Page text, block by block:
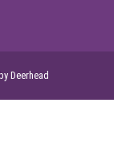
Deerhead